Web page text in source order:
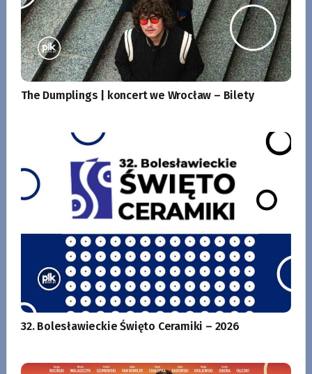
The Dumplings | koncert we Wrocław – Bilety
32. Bolesławieckie Święto Ceramiki – 2026